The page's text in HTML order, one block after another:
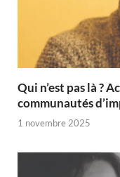
Qui n’est pas là ?
communautés
1 novembre 2025